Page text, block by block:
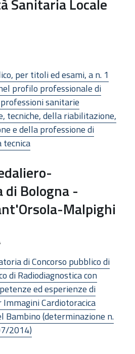
per titoli ed esami, a n. 1
profilo professionale di
sanitarie
tecniche, della riabilitazione,
e della professione di
tecnica
Bologna -
Malpighi
di Concorso pubblico di
di Radiodiagnostica con
ed esperienze di
Immagini Cardiotoracica
Bambino (determinazione n.
2014)